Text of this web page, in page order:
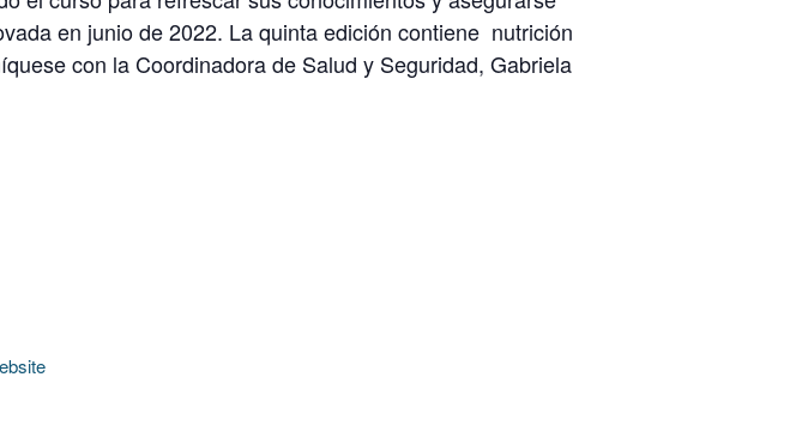
en junio de 2022. La quinta edición contiene nutrición
con la Coordinadora de Salud y Seguridad, Gabriela